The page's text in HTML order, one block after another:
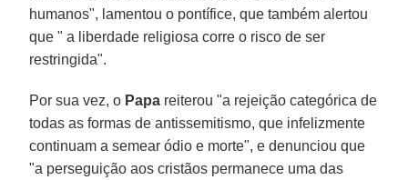
humanos", lamentou o pontífice, que também alertou
que " a liberdade religiosa corre o risco de ser
restringida".
Por sua vez, o Papa reiterou "a rejeição categórica de
todas as formas de antissemitismo, que infelizmente
continuam a semear ódio e morte", e denunciou que
"a perseguição aos cristãos permanece uma das